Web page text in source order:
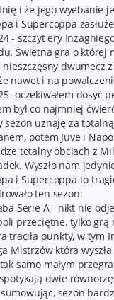
i że jego wyebanie
i Supercoppa
- szczyt ery
Świetna gra o której
nieszczęsny dwumecz
nawet i na
oczekiwałem dosyć
był co najmniej
sezon uznaję za
potem Juve i
totalny obciach z
Wyszło nam
i Supercoppa to
ten sezon:
Serie A - nikt nie
przeciętne, tylko grą
traciła punkty, w tym
Mistrzów która
samo małym
dwie
sezon